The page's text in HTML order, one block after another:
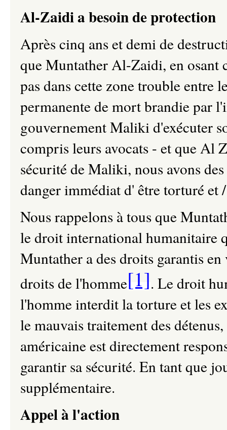
Al-Zaidi a besoin de protection
Après cinq ans et demi de
que Muntather Al-Zaidi, en osant
pas dans cette zone trouble entre
permanente de mort brandie par
gouvernement Maliki d'exécuter
compris leurs avocats - et que Al
sécurité de Maliki, nous avons
danger immédiat d' être torturé et
Nous rappelons à tous que
le droit international humanitaire
Muntather a des droits garantis
droits de l'homme[1]. Le droit
l'homme interdit la torture et les
le mauvais traitement des
américaine est directement
garantir sa sécurité. En tant que
supplémentaire.
Appel à l'action